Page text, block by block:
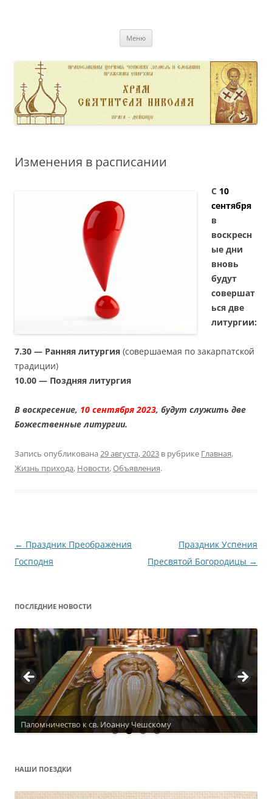
Меню
Изменения в расписании
С 10
сентября
в
воскресн
ые дни
вновь
будут
совершат
ься две
литургии:
7.30 — Ранняя литургия (совершаемая по закарпатской
традиции)
10.00 — Поздняя литургия
В воскресение, 10 сентября 2023, будут служить две
Божественные литургии.
Запись опубликована 29 августа, 2023 в рубрике Главная,
Жизнь прихода, Новости,Объявления.
Навигация
по
← Праздник Преображения
Господня
Праздник Успения
Пресвятой Богородицы →
ПОСЛЕДНИЕ НОВОСТИ
Паломничество к св. Иоанну Чешскому
Актуальное расписание
НАШИ ПОЕЗДКИ